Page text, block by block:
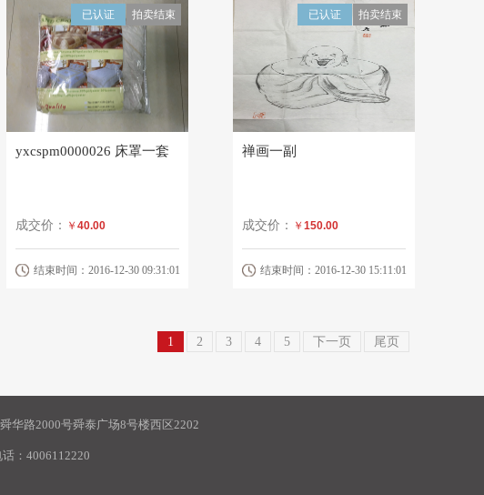
拍卖结束
已认证
yxcspm0000026 床罩一套
成交价： ￥ 40.00
结束时间：2016-12-30 09:31:01
拍卖结束
已认证
禅画一副
成交价： ￥ 150.00
结束时间：2016-12-30 15:11:01
1 2 3 4 5 下一页 尾页
华路2000号舜泰广场8号楼西区2202
话：4006112220